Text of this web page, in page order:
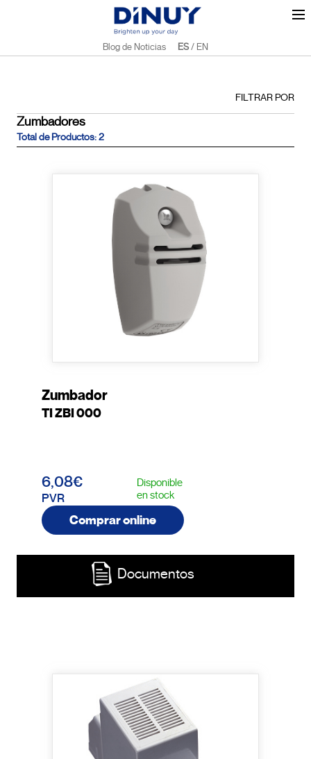
Blog de Noticias ES/ EN
FILTRAR POR
Zumbadores
Total de Productos: 2
Zumbador
TI ZBI 000
6,08€
PVR
Disponible
en stock
Comprar online
Documentos